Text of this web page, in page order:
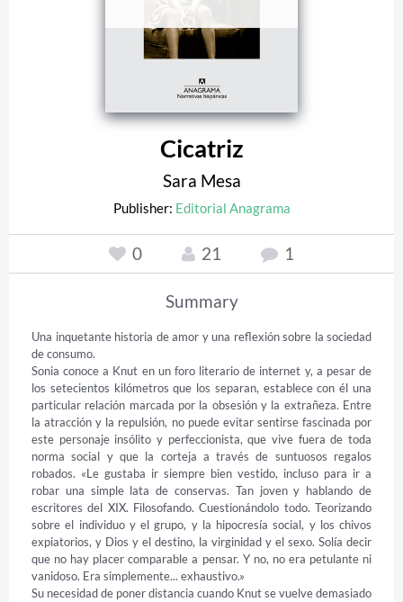
Cicatriz
Sara Mesa
Publisher: Editorial Anagrama
0 21 1
Summary
Una inquetante historia de amor y una reflexión sobre la sociedad
de consumo.
Sonia conoce a Knut en un foro literario de internet y, a pesar de
los setecientos kilómetros que los separan, establece con él una
particular relación marcada por la obsesión y la extrañeza. Entre
la atracción y la repulsión, no puede evitar sentirse fascinada por
este personaje insólito y perfeccionista, que vive fuera de toda
norma social y que la corteja a través de suntuosos regalos
robados. «Le gustaba ir siempre bien vestido, incluso para ir a
robar una simple lata de conservas. Tan joven y hablando de
escritores del XIX. Filosofando. Cuestionándolo todo. Teorizando
sobre el individuo y el grupo, y la hipocresía social, y los chivos
expiatorios, y Dios y el destino, la virginidad y el sexo. Solía decir
que no hay placer comparable a pensar. Y no, no era petulante ni
vanidoso. Era simplemente... exhaustivo.»
Su necesidad de poner distancia cuando Knut se vuelve demasiado